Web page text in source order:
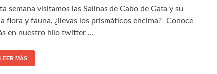
semana visitamos las Salinas de Cabo de Gata y su
flora y fauna, ¿llevas los prismáticos encima?- Conoce
en nuestro hilo twitter …
LEER MÁS